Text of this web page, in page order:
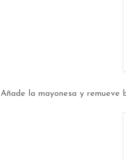
Añade la mayonesa y remueve